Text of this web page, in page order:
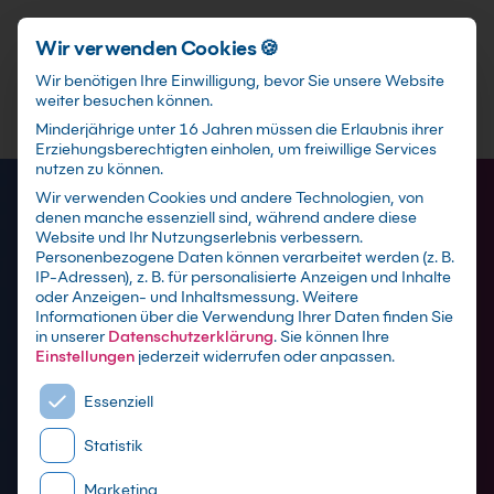
Förderungen training@kebel.de +49 231 5191986 Anmelden
Suchen
Wir verwenden Cookies 🍪
Wir benötigen Ihre Einwilligung, bevor Sie unsere Website
weiter besuchen können.
Minderjährige unter 16 Jahren müssen die Erlaubnis ihrer
Erziehungsberechtigten einholen, um freiwillige Services
nutzen zu können.
Wir verwenden Cookies und andere Technologien, von
denen manche essenziell sind, während andere diese
Website und Ihr Nutzungserlebnis verbessern.
Personenbezogene Daten können verarbeitet werden (z. B.
IP-Adressen), z. B. für personalisierte Anzeigen und Inhalte
oder Anzeigen- und Inhaltsmessung.Weitere
Informationen über die Verwendung Ihrer Daten finden Sie
in unserer Datenschutzerklärung.Sie können Ihre
Einstellungen jederzeit widerrufen oder anpassen.
Es folgt eine Liste der Service-Gruppen, für die eine
Essenziell
Statistik
Marketing